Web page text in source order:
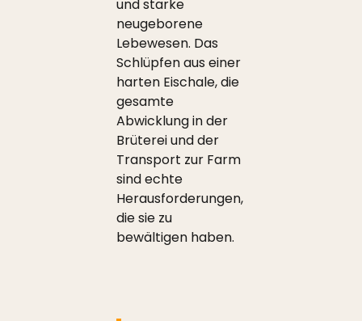
und starke
neugeborene
Lebewesen. Das
Schlüpfen aus einer
harten Eischale, die
gesamte
Abwicklung in der
Brüterei und der
Transport zur Farm
sind echte
Herausforderungen,
die sie zu
bewältigen haben.